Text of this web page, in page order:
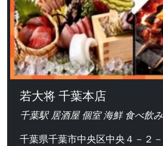
若大将 千葉本店
千葉駅 居酒屋 個室 海鮮 食べ飲
千葉県千葉市中央区中央４－２